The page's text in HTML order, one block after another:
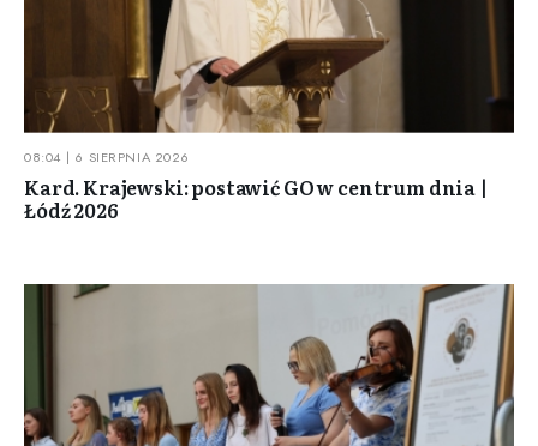
08:04 | 6 SIERPNIA 2026
Kard. Krajewski: postawić GO w centrum dnia |
Łódź 2026